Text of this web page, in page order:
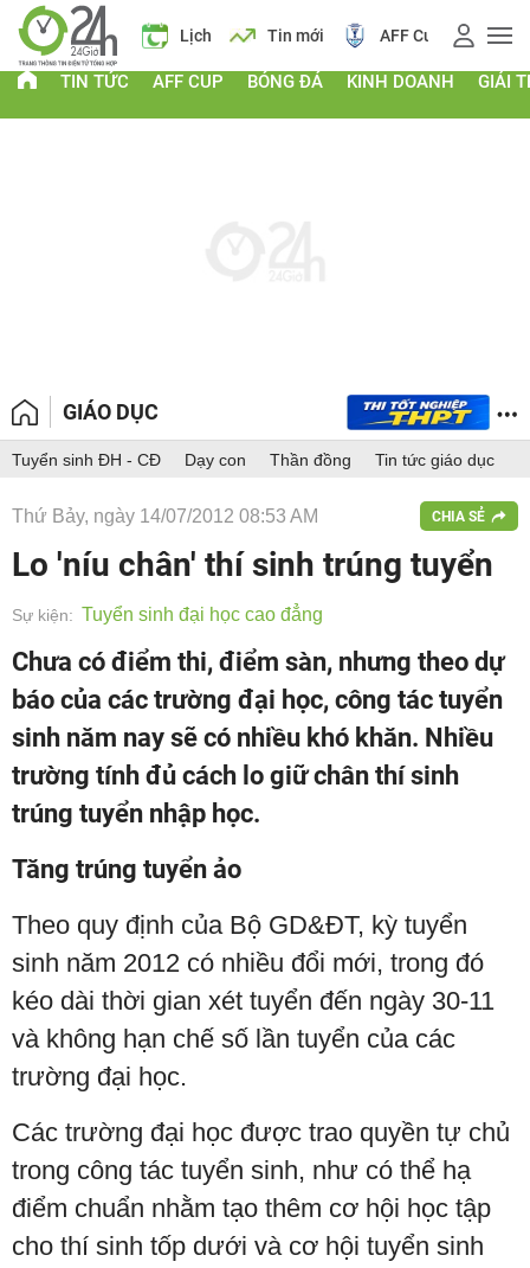
Giá vàng Lịch Tin mới AFF Cup Giá
TIN TỨC AFF CUP BÓNG ĐÁ KINH DOANH GIẢI
GIÁO DỤC
Tuyển sinh ĐH - CĐ Dạy con Thần đồng Tin tức giáo dục
Thứ Bảy, ngày 14/07/2012 08:53 AM CHIA SẺ
Lo 'níu chân' thí sinh trúng tuyển
Sự kiện: Tuyển sinh đại học cao đẳng
Chưa có điểm thi, điểm sàn, nhưng theo dự
báo của các trường đại học, công tác tuyển
sinh năm nay sẽ có nhiều khó khăn. Nhiều
trường tính đủ cách lo giữ chân thí sinh
trúng tuyển nhập học.
Tăng trúng tuyển ảo
Theo quy định của Bộ GD&ĐT, kỳ tuyển
sinh năm 2012 có nhiều đổi mới, trong đó
kéo dài thời gian xét tuyển đến ngày 30-11
và không hạn chế số lần tuyển của các
trường đại học.
Các trường đại học được trao quyền tự chủ
trong công tác tuyển sinh, như có thể hạ
điểm chuẩn nhằm tạo thêm cơ hội học tập
cho thí sinh tốp dưới và cơ hội tuyển sinh